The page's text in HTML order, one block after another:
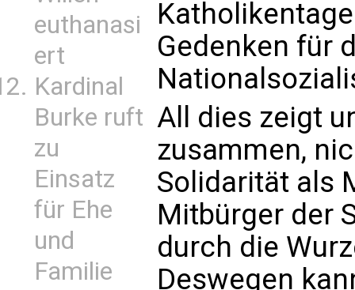
euthanasi
ert
Kardinal
Burke ruft
zu
Einsatz
für Ehe
und
Familie
Gedenken für
All dies zeigt
zusammen,
Solidarität als
Mitbürger der
durch die
Deswegen